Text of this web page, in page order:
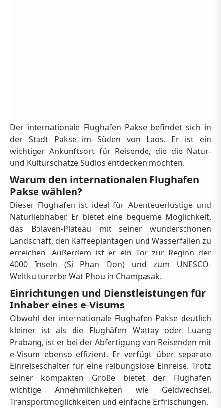
Der internationale Flughafen Pakse befindet sich in
der Stadt Pakse im Süden von Laos. Er ist ein
wichtiger Ankunftsort für Reisende, die die Natur-
und Kulturschätze Südlos entdecken möchten.
Warum den internationalen Flughafen
Pakse wählen?
Dieser Flughafen ist ideal für Abenteuerlustige und
Naturliebhaber. Er bietet eine bequeme Möglichkeit,
das Bolaven-Plateau mit seiner wunderschönen
Landschaft, den Kaffeeplantagen und Wasserfällen zu
erreichen. Außerdem ist er ein Tor zur Region der
4000 Inseln (Si Phan Don) und zum UNESCO-
Weltkulturerbe Wat Phou in Champasak.
Einrichtungen und Dienstleistungen für
Inhaber eines e-Visums
Obwohl der internationale Flughafen Pakse deutlich
kleiner ist als die Flughäfen Wattay oder Luang
Prabang, ist er bei der Abfertigung von Reisenden mit
e-Visum ebenso effizient. Er verfügt über separate
Einreiseschalter für eine reibungslose Einreise. Trotz
seiner kompakten Größe bietet der Flughafen
wichtige Annehmlichkeiten wie Geldwechsel,
Transportmöglichkeiten und einfache Erfrischungen.